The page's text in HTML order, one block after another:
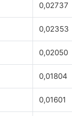
0,02737
0,02353
0,02050
0,01804
0,01601